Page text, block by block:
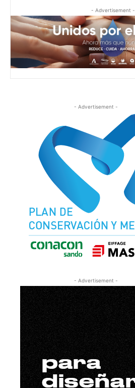
- Advertisement -
- Advertisement -
- Advertisement -